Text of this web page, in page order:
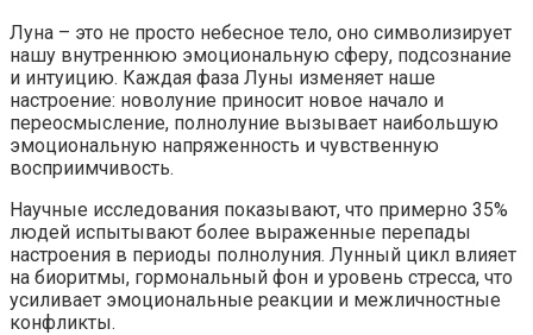
Луна – это не просто небесное тело, оно символизирует
нашу внутреннюю эмоциональную сферу, подсознание
и интуицию. Каждая фаза Луны изменяет наше
настроение: новолуние приносит новое начало и
переосмысление, полнолуние вызывает наибольшую
эмоциональную напряженность и чувственную
восприимчивость.
Научные исследования показывают, что примерно 35%
людей испытывают более выраженные перепады
настроения в периоды полнолуния. Лунный цикл влияет
на биоритмы, гормональный фон и уровень стресса, что
усиливает эмоциональные реакции и межличностные
конфликты.